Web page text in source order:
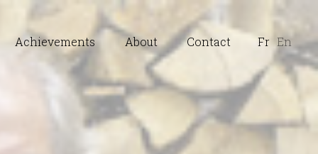
Achievements About Contact Fr En